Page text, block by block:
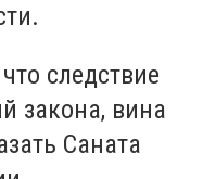
следствие
закона, вина
Саната